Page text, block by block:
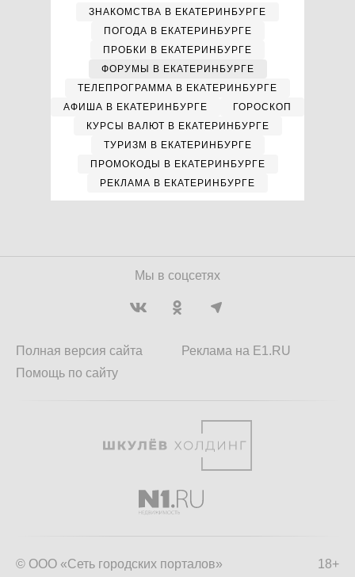
ЗНАКОМСТВА В ЕКАТЕРИНБУРГЕ
ПОГОДА В ЕКАТЕРИНБУРГЕ
ПРОБКИ В ЕКАТЕРИНБУРГЕ
ФОРУМЫ В ЕКАТЕРИНБУРГЕ
ТЕЛЕПРОГРАММА В ЕКАТЕРИНБУРГЕ
АФИША В ЕКАТЕРИНБУРГЕ
ГОРОСКОП
КУРСЫ ВАЛЮТ В ЕКАТЕРИНБУРГЕ
ТУРИЗМ В ЕКАТЕРИНБУРГЕ
ПРОМОКОДЫ В ЕКАТЕРИНБУРГЕ
РЕКЛАМА В ЕКАТЕРИНБУРГЕ
Мы в соцсетях
Полная версия сайта
Помощь по сайту
Реклама на E1.RU
18+
© ООО «Сеть городских порталов»